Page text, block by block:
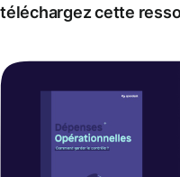
téléchargez cette